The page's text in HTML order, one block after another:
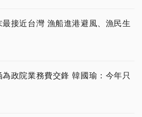
接近台灣 漁船進港避風、漁民生
政院業務費交鋒 韓國瑜：今年只